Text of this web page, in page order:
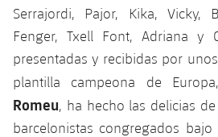
Barça Cafe
Ciutat Esportiva
La Masia
plusicon
más
Servicios
Servicios Médicos
plusicon
más
Acreditaciones
Serrajordi, Pajor, Kika, Vicky,
Fenger, Txell Font, Adriana y
presentadas y recibidas por
plantilla campeona de
Romeu, ha hecho las delicias
barcelonistas congregados